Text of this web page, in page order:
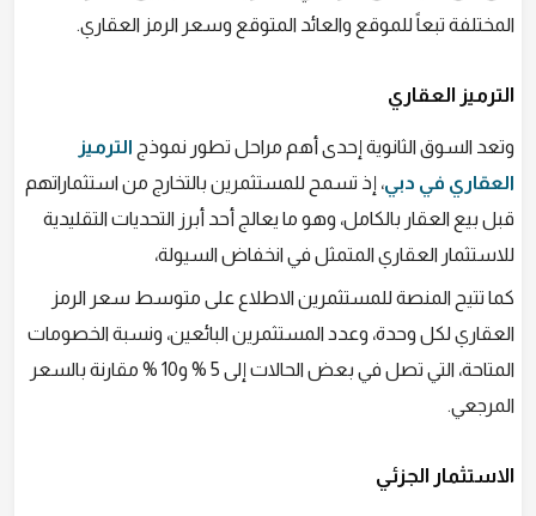
المختلفة تبعاً للموقع والعائد المتوقع وسعر الرمز العقاري.
الترميز العقاري
وتعد السوق الثانوية إحدى أهم مراحل تطور نموذج الترميز
العقاري في دبي، إذ تسمح للمستثمرين بالتخارج من استثماراتهم
قبل بيع العقار بالكامل، وهو ما يعالج أحد أبرز التحديات التقليدية
للاستثمار العقاري المتمثل في انخفاض السيولة،
كما تتيح المنصة للمستثمرين الاطلاع على متوسط سعر الرمز
العقاري لكل وحدة، وعدد المستثمرين البائعين، ونسبة الخصومات
المتاحة، التي تصل في بعض الحالات إلى 5 % و10 % مقارنة بالسعر
المرجعي.
الاستثمار الجزئي